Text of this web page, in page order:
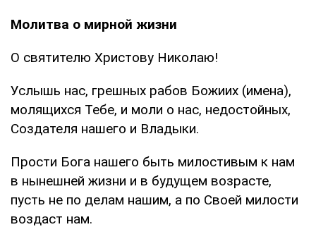
Молитва о мирной жизни
О святителю Христову Николаю!
Услышь нас, грешных рабов Божиих (имена),
молящихся Тебе, и моли о нас, недостойных,
Создателя нашего и Владыки.
Прости Бога нашего быть милостивым к нам
в нынешней жизни и в будущем возрасте,
пусть не по делам нашим, а по Своей милости
воздаст нам.